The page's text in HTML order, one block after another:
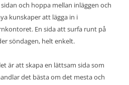
och hoppa mellan inläggen och
kunskaper att lägga in i
En sida att surfa runt på
söndagen, helt enkelt.
är att skapa en lättsam sida som
det bästa om det mesta och